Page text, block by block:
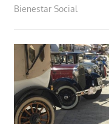
Bienestar Social